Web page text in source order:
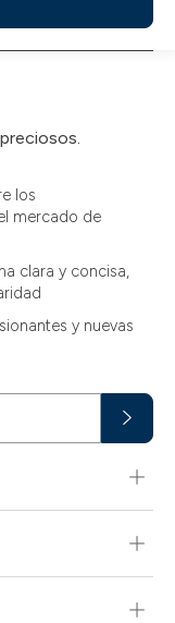
los
mercado de
clara y concisa,
y nuevas